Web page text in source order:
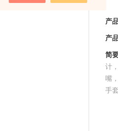
产
产
简
计
嘴
手